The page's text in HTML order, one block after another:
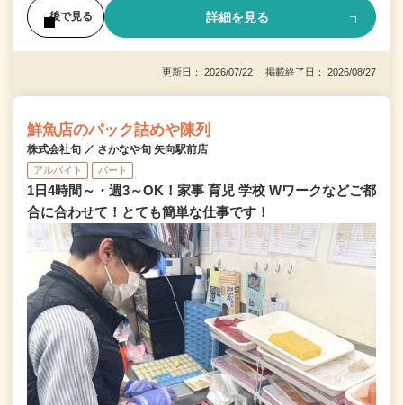
後で見る 詳細を見る
更新日： 2026/07/22 掲載終了日： 2026/08/27
鮮魚店のパック詰めや陳列
株式会社旬 ／ さかなや旬 矢向駅前店
アルバイト パート
1日4時間～・週3～OK！家事 育児 学校 Wワークなどご都
合に合わせて！とても簡単な仕事です！